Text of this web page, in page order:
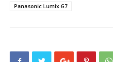
Panasonic Lumix G7